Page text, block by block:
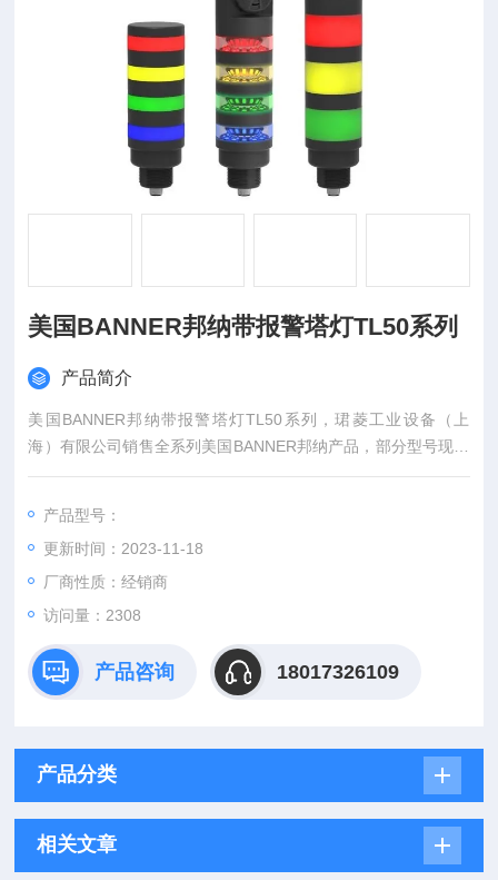
美国BANNER邦纳带报警塔灯TL50系列
产品简介
美国BANNER邦纳带报警塔灯TL50系列，珺菱工业设备（上
海）有限公司销售全系列美国BANNER邦纳产品，部分型号现货
库存，欢迎来确认。
产品型号：
更新时间：2023-11-18
厂商性质：经销商
访问量：2308
产品咨询 18017326109
产品分类
相关文章